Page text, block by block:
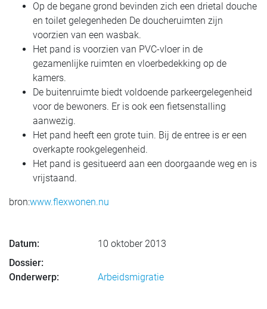
Op de begane grond bevinden zich een drietal douche
en toilet gelegenheden De doucheruimten zijn
voorzien van een wasbak.
Het pand is voorzien van PVC-vloer in de
gezamenlijke ruimten en vloerbedekking op de
kamers.
De buitenruimte biedt voldoende parkeergelegenheid
voor de bewoners. Er is ook een fietsenstalling
aanwezig.
Het pand heeft een grote tuin. Bij de entree is er een
overkapte rookgelegenheid.
Het pand is gesitueerd aan een doorgaande weg en is
vrijstaand.
bron:www.flexwonen.nu
Datum:
10 oktober 2013
Dossier:
Onderwerp:
Arbeidsmigratie